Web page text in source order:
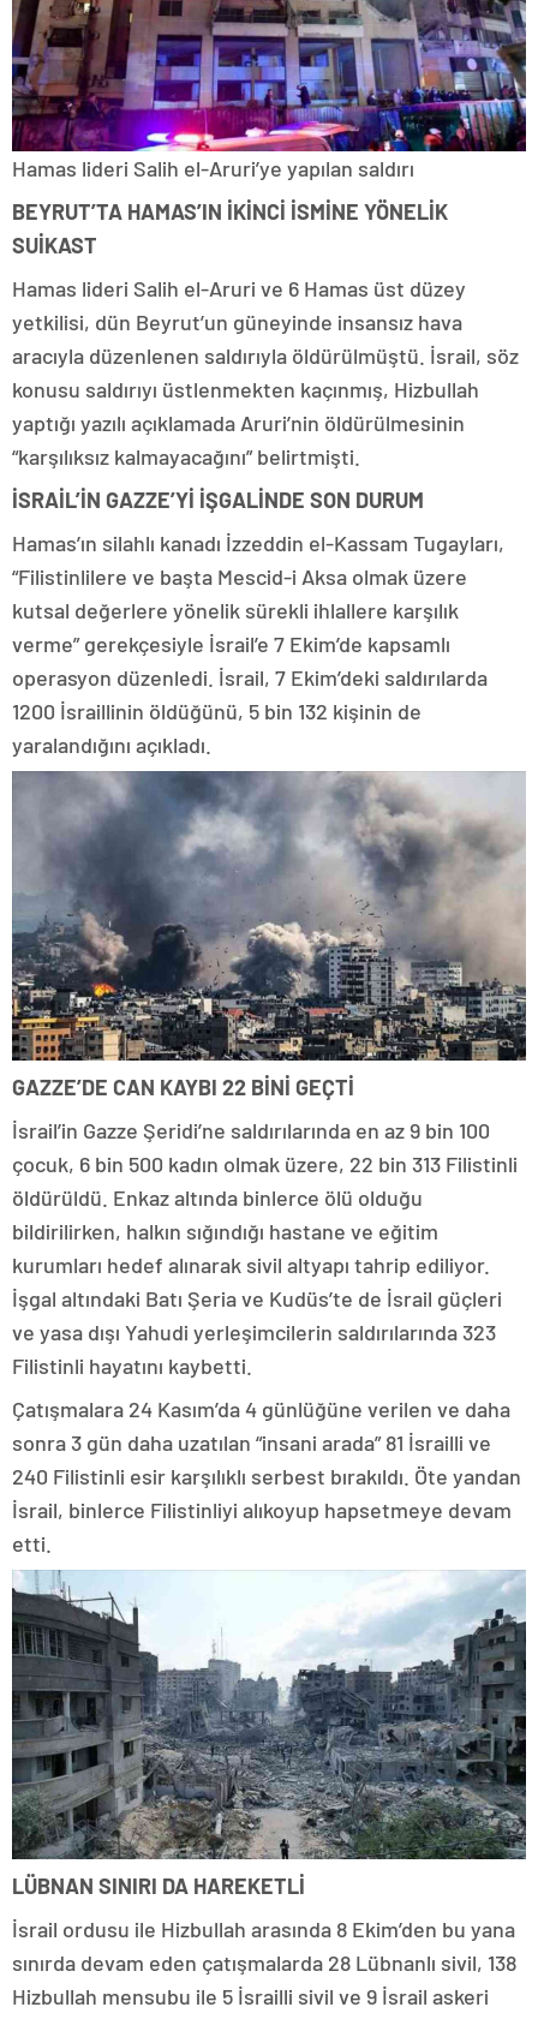
Hamas lideri Salih el-Aruri’ye yapılan saldırı
BEYRUT’TA HAMAS’IN İKİNCİ İSMİNE YÖNELİK
SUİKAST
Hamas lideri Salih el-Aruri ve 6 Hamas üst düzey
yetkilisi, dün Beyrut’un güneyinde insansız hava
aracıyla düzenlenen saldırıyla öldürülmüştü. İsrail, söz
konusu saldırıyı üstlenmekten kaçınmış, Hizbullah
yaptığı yazılı açıklamada Aruri’nin öldürülmesinin
“karşılıksız kalmayacağını” belirtmişti.
İSRAİL’İN GAZZE’Yİ İŞGALİNDE SON DURUM
Hamas’ın silahlı kanadı İzzeddin el-Kassam Tugayları,
“Filistinlilere ve başta Mescid-i Aksa olmak üzere
kutsal değerlere yönelik sürekli ihlallere karşılık
verme” gerekçesiyle İsrail’e 7 Ekim’de kapsamlı
operasyon düzenledi. İsrail, 7 Ekim’deki saldırılarda
1200 İsraillinin öldüğünü, 5 bin 132 kişinin de
yaralandığını açıkladı.
GAZZE’DE CAN KAYBI 22 BİNİ GEÇTİ
İsrail’in Gazze Şeridi’ne saldırılarında en az 9 bin 100
çocuk, 6 bin 500 kadın olmak üzere, 22 bin 313 Filistinli
öldürüldü. Enkaz altında binlerce ölü olduğu
bildirilirken, halkın sığındığı hastane ve eğitim
kurumları hedef alınarak sivil altyapı tahrip ediliyor.
İşgal altındaki Batı Şeria ve Kudüs’te de İsrail güçleri
ve yasa dışı Yahudi yerleşimcilerin saldırılarında 323
Filistinli hayatını kaybetti.
Çatışmalara 24 Kasım’da 4 günlüğüne verilen ve daha
sonra 3 gün daha uzatılan “insani arada” 81 İsrailli ve
240 Filistinli esir karşılıklı serbest bırakıldı. Öte yandan
İsrail, binlerce Filistinliyi alıkoyup hapsetmeye devam
etti.
LÜBNAN SINIRI DA HAREKETLİ
İsrail ordusu ile Hizbullah arasında 8 Ekim’den bu yana
sınırda devam eden çatışmalarda 28 Lübnanlı sivil, 138
Hizbullah mensubu ile 5 İsrailli sivil ve 9 İsrail askeri